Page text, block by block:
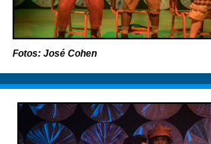
Fotos: José Cohen